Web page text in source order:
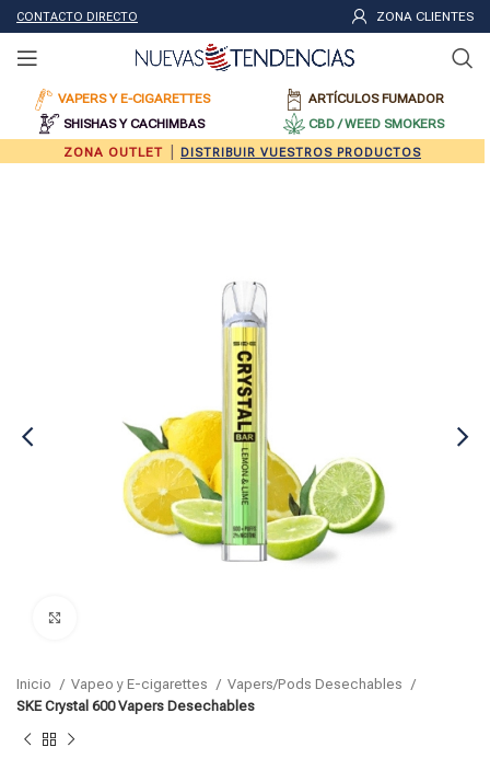
CONTACTO DIRECTO ZONA CLIENTES
VAPERS Y E-CIGARETTES
ARTÍCULOS FUMADOR
SHISHAS Y CACHIMBAS
CBD / WEED SMOKERS
ZONA OUTLET
DISTRIBUIR VUESTROS PRODUCTOS
Inicio Vapeo y E-cigarettes
Vapers/Pods Desechables
SKE Crystal 600 Vapers Desechables